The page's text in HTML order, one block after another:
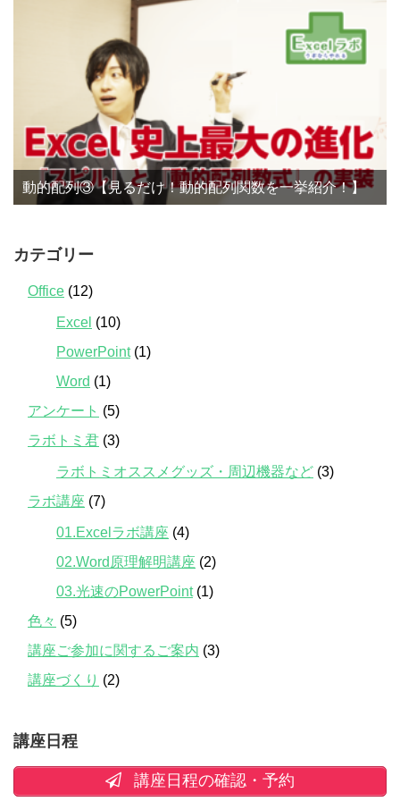
動的配列③【見るだけ！動的配列関数を一挙紹介！】
カテゴリー
Office (12)
Excel (10)
PowerPoint(1)
Word (1)
アンケート (5)
ラボトミ君 (3)
ラボトミオススメグッズ・周辺機器など (3)
ラボ講座 (7)
01.Excelラボ講座 (4)
02.Word原理解明講座 (2)
03.光速のPowerPoint(1)
色々 (5)
講座ご参加に関するご案内 (3)
講座づくり (2)
講座日程
講座日程の確認・予約